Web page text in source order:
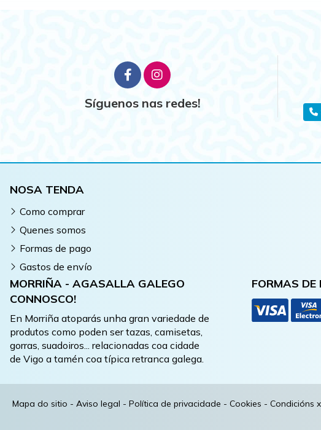
Síguenos nas redes!
MORRIÑA - AGASALLA GALEGO
CONNOSCO!
En Morriña atoparás unha gran variedade de
produtos como poden ser tazas, camisetas,
gorras, suadoiros... relacionadas coa cidade
de Vigo a tamén coa típica retranca galega.
FORMAS DE
NOSA TENDA
Como comprar
Quenes somos
Formas de pago
Gastos de envío
Mapa do sitio - Aviso legal - Política de privacidade - Cookies - Condicións